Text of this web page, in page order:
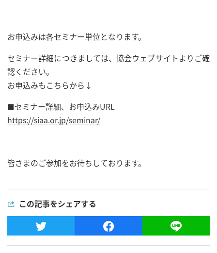
お申込みは各セミナー単位となります。
セミナー詳細につきましては、協会ウェブサイトよりご確
認ください。
お申込みもこちらから↓
■セミナー詳細、お申込みURL
https://siaa.or.jp/seminar/
皆さまのご参加をお待ちしております。
この記事をシェアする